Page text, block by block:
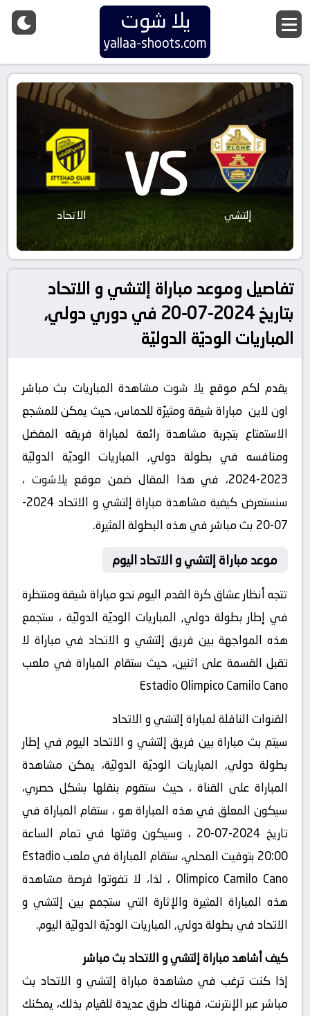
يلا شوت
yallaa-shoots.com
إلتشي VS الاتحاد
تفاصيل وموعد مباراة إلتشي و الاتحاد
بتاريخ 2024-07-20 في دوري دولي,
المباريات الوديّة الدوليّة
يقدم لكم موقع يلا شوت مشاهدة المباريات بث مباشر
اون لاين مباراة شيقة ومثيرًة للحماس، حيث يمكن للمشجع
الاستمتاع بتجربة مشاهدة رائعة لمباراة فريقه المفضل
ومنافسه في بطولة دولي, المباريات الوديّة الدوليّة
2023-2024، في هذا المقال ضمن موقع
يلاشوت ،
سنستعرض كيفية مشاهدة مباراة إلتشي و الاتحاد 2024-
07-20 بث مباشر في هذه البطولة المثيرة.
موعد مباراة إلتشي و الاتحاد اليوم
تتجه أنظار عشاق كرة القدم اليوم نحو مباراة شيقة ومنتظرة
في إطار بطولة دولي, المباريات الوديّة الدوليّة ، ستجمع
هذه المواجهة بين فريق إلتشي و الاتحاد في مباراة لا
تقبل القسمة على اثنين، حيث ستقام المباراة في ملعب
Estadio Olimpico Camilo Cano
القنوات الناقلة لمباراة إلتشي و الاتحاد
سيتم بث مباراة بين فريق إلتشي و الاتحاد اليوم في إطار
بطولة دولي, المباريات الوديّة الدوليّة، يمكن مشاهدة
المباراة على القناة ، حيث ستقوم بنقلها بشكل حصري،
سيكون المعلق في هذه المباراة هو ، ستقام المباراة في
تاريخ 2024-07-20 ، وسيكون وقتها في تمام الساعة
20:00 بتوقيت المحلي، ستقام المباراة في ملعب Estadio
Olimpico Camilo Cano ، لذا، لا تفوتوا فرصة مشاهدة
هذه المباراة المثيرة والإثارة التي ستجمع بين إلتشي و
الاتحاد في بطولة دولي, المباريات الوديّة الدوليّة اليوم.
كيف أشاهد مباراة إلتشي و الاتحاد بث مباشر
إذا كنت ترغب في مشاهدة مباراة إلتشي و الاتحاد بث
مباشر عبر الإنترنت، فهناك طرق عديدة للقيام بذلك، يمكنك